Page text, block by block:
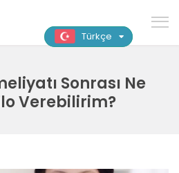
Türkçe
Sonrası Ne
Verebilirim?